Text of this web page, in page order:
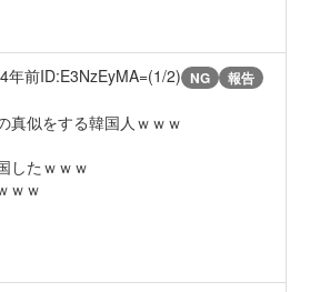
4年前ID:E3NzEyMA=(1/2) NG 報告
真似をする韓国人ｗｗｗ
したｗｗｗ
ｗｗ